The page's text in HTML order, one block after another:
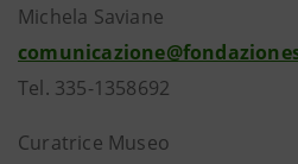
Michela Saviane
Tel. 335-1358692
Curatrice Museo